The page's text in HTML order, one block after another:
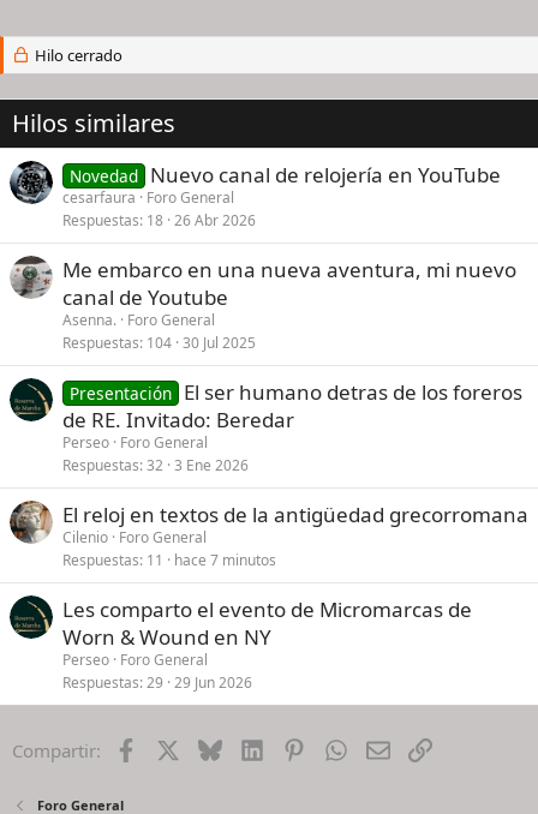
Hilo cerrado
Hilos similares
Novedad Nuevo canal de relojería en YouTube
cesarfaura
Foro General
Respuestas 18 26 Abr 2026
Me embarco en una nueva aventura, mi nuevo
canal de Youtube
Asenna. Foro General
Respuestas 104 30 Jul 2025
Presentación El ser humano detras de los foreros
de RE. Invitado: Beredar
Perseo Foro General
Respuestas 32 3 Ene 2026
El reloj en textos de la antigüedad grecorromana
Cilenio Foro General
Respuestas 11 hace 7 minutos
Les comparto el evento de Micromarcas de
Worn & Wound en NY
Perseo Foro General
Respuestas 29 29 Jun 2026
Compartir: Facebook BlueskyLinkedInPinterestWhatsApp
EmailEnlace
Foro General